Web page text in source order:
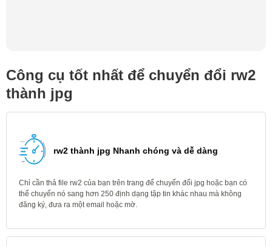
Công cụ tốt nhất để chuyển đổi rw2
thành jpg
rw2 thành jpg Nhanh chóng và dễ dàng
Chỉ cần thả file rw2 của bạn trên trang để chuyển đổi jpg hoặc bạn có
thể chuyển nó sang hơn 250 định dạng tập tin khác nhau mà không
đăng ký, đưa ra một email hoặc mờ.